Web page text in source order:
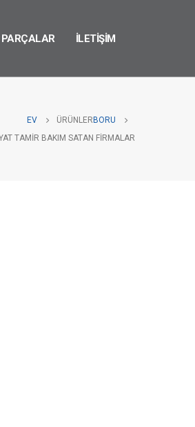
PARÇALAR İLETIŞIM
EV ÜRÜNLER BORU
TAMIR BAKIM SATAN FIRMALAR